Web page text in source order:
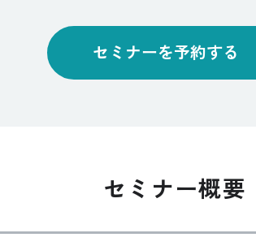
セミナーを予約する
セミナー概要